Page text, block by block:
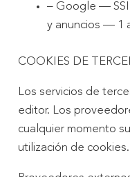
– Google —
y anuncios — 1
COOKIES DE
Los servicios de
editor. Los
cualquier momento
utilización de cookies.